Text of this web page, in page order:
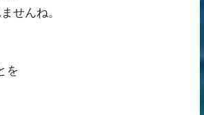
せんね。
を